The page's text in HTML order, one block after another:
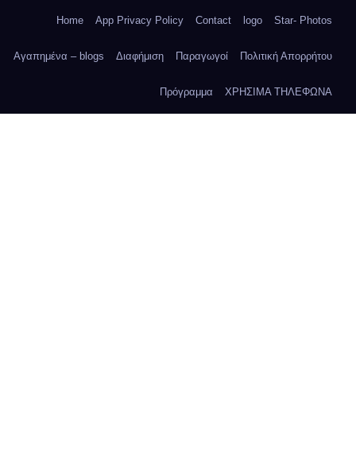
Home App Privacy Policy Contact logo Star- Photos
Αγαπημένα – blogs Διαφήμιση Παραγωγοί Πολιτική Απορρήτου
Πρόγραμμα ΧΡΗΣΙΜΑ ΤΗΛΕΦΩΝΑ